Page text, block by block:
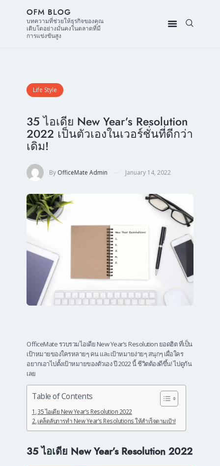
OFM BLOG
บทความที่ช่วยให้ธุรกิจของคุณ
เติบโตอย่างมั่นคงในตลาดที่มี
การแข่งขันสูง
Life Style
35 ไอเดีย New Year’s Resolution
2022 เป็นตัวเองในเวอร์ชั่นที่ดีกว่า
เดิม!
By OfficeMate Admin January 14, 2022
OfficeMate รวบรวมไอเดีย New Year’s Resolution ยอดฮิต ที่เป็น
เป้าหมายของใครหลายๆ คน และเป้าหมายง่ายๆ สนุกๆ เผื่อใคร
อยากเอาไปตั้งเป้าหมายของตัวเอง ปี 2022 นี้ ชีวิตต้องดีขึ้น! ไปดูกัน
เลย
Table of Contents
35 ไอเดีย New Year’s Resolution 2022
เคล็ดลับการทำ New Year’s Resolutions ให้สำเร็จตามเป้า!
35 ไอเดีย New Year’s Resolution 2022